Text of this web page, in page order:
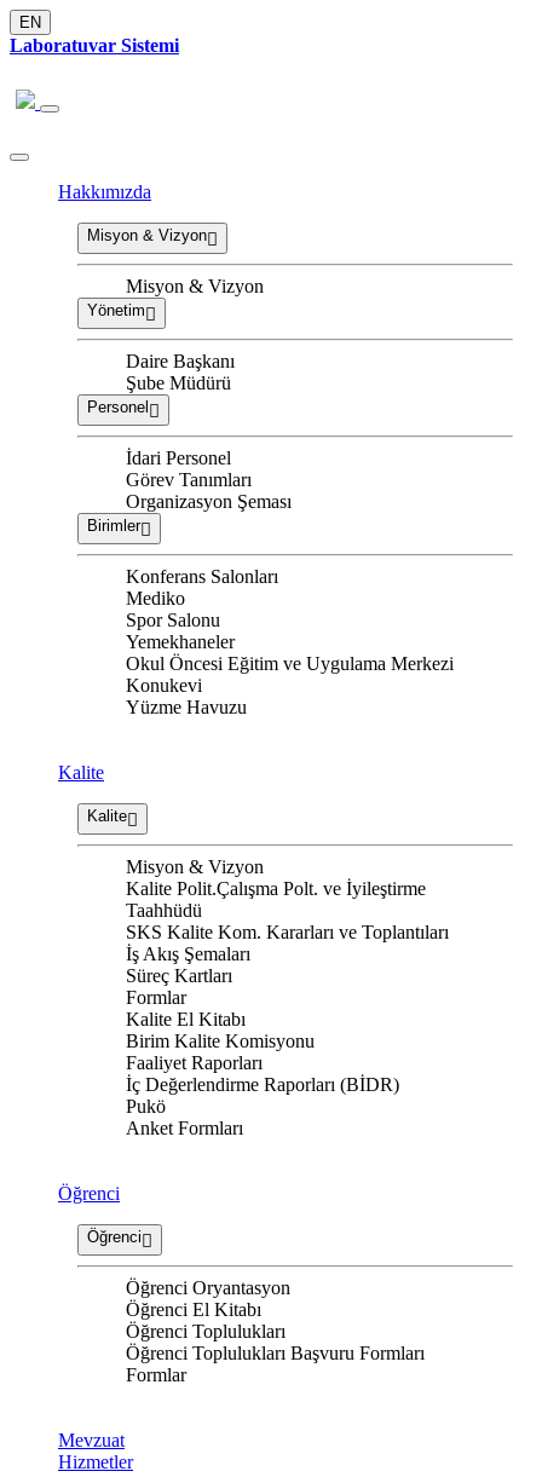
EN
Laboratuvar Sistemi
Hakkımızda
Misyon & Vizyon
Misyon & Vizyon
Yönetim
Daire Başkanı
Şube Müdürü
Personel
İdari Personel
Görev Tanımları
Organizasyon Şeması
Birimler
Konferans Salonları
Mediko
Spor Salonu
Yemekhaneler
Okul Öncesi Eğitim ve Uygulama Merkezi
Konukevi
Yüzme Havuzu
Kalite
Kalite
Misyon & Vizyon
Kalite Polit.Çalışma Polt. ve İyileştirme
Taahhüdü
SKS Kalite Kom. Kararları ve Toplantıları
İş Akış Şemaları
Süreç Kartları
Formlar
Kalite El Kitabı
Birim Kalite Komisyonu
Faaliyet Raporları
İç Değerlendirme Raporları (BİDR)
Pukö
Anket Formları
Öğrenci
Öğrenci
Öğrenci Oryantasyon
Öğrenci El Kitabı
Öğrenci Toplulukları
Öğrenci Toplulukları Başvuru Formları
Formlar
Mevzuat
Hizmetler